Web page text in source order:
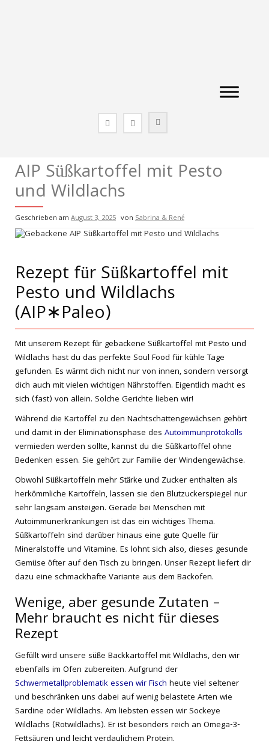
AIP Süßkartoffel mit Pesto
und Wildlachs
Geschrieben am August 3, 2025 von Sabrina & René
Rezept für Süßkartoffel mit
Pesto und Wildlachs
(AIP∗Paleo)
Mit unserem Rezept für gebackene Süßkartoffel mit Pesto und
Wildlachs hast du das perfekte Soul Food für kühle Tage
gefunden. Es wärmt dich nicht nur von innen, sondern versorgt
dich auch mit vielen wichtigen Nährstoffen. Eigentlich macht es
sich (fast) von allein. Solche Gerichte lieben wir!
Während die Kartoffel zu den Nachtschattengewächsen gehört
und damit in der Eliminationsphase des Autoimmunprotokolls
vermieden werden sollte, kannst du die Süßkartoffel ohne
Bedenken essen. Sie gehört zur Familie der Windengewächse.
Obwohl Süßkartoffeln mehr Stärke und Zucker enthalten als
herkömmliche Kartoffeln, lassen sie den Blutzuckerspiegel nur
sehr langsam ansteigen. Gerade bei Menschen mit
Autoimmunerkrankungen ist das ein wichtiges Thema.
Süßkartoffeln sind darüber hinaus eine gute Quelle für
Mineralstoffe und Vitamine. Es lohnt sich also, dieses gesunde
Gemüse öfter auf den Tisch zu bringen. Unser Rezept liefert dir
dazu eine schmackhafte Variante aus dem Backofen.
Wenige, aber gesunde Zutaten –
Mehr braucht es nicht für dieses
Rezept
Gefüllt wird unsere süße Backkartoffel mit Wildlachs, den wir
ebenfalls im Ofen zubereiten. Aufgrund der
Schwermetallproblematik essen wir Fisch heute viel seltener
und beschränken uns dabei auf wenig belastete Arten wie
Sardine oder Wildlachs. Am liebsten essen wir Sockeye
Wildlachs (Rotwildlachs). Er ist besonders reich an Omega-3-
Fettsäuren und leicht verdaulichem Protein.